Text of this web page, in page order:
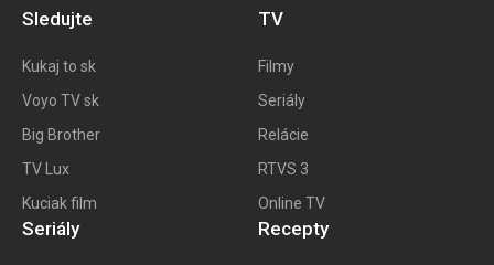
Sledujte
Kukaj to sk
Voyo TV sk
Big Brother
TV Lux
Kuciak film
TV
Filmy
Seriály
Relácie
RTVS 3
Online TV
Seriály Recepty